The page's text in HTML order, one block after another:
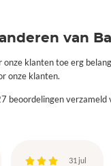
van
onze klanten toe erg
onze klanten.
beoordelingen verzameld
31 jul